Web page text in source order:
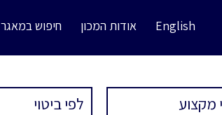
English אודות המכון חיפוש במאגר